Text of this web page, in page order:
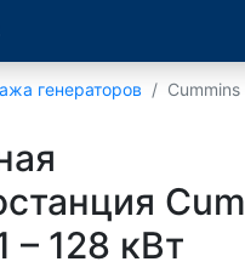
генераторов Cummins
– 128 кВт